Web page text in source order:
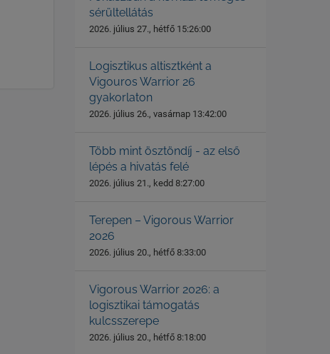
sérültellátás
2026. július 27., hétfő 15:26:00
Logisztikus altisztként a
Vigouros Warrior 26
gyakorlaton
2026. július 26., vasárnap 13:42:00
Több mint ösztöndíj - az első
lépés a hivatás felé
2026. július 21., kedd 8:27:00
Terepen – Vigorous Warrior
2026
2026. július 20., hétfő 8:33:00
Vigorous Warrior 2026: a
logisztikai támogatás
kulcsszerepe
2026. július 20., hétfő 8:18:00